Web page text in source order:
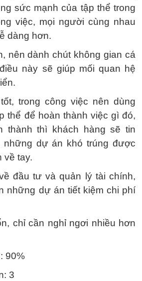
sức mạnh của tập thể trong
việc, mọi người cùng nhau
dàng hơn.
nên dành chút không gian cá
này sẽ giúp mối quan hệ
trong công việc nên dùng
thể để hoàn thành việc gì đó,
thành thì khách hàng sẽ tin
những dự án khó trúng được
về tay.
đầu tư và quản lý tài chính,
những dự án tiết kiệm chi phí
chỉ cần nghỉ ngơi nhiều hơn
90%
3